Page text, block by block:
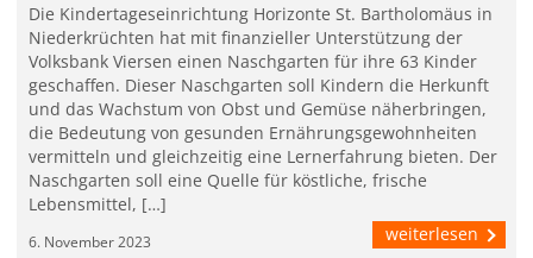
Die Kindertageseinrichtung Horizonte St. Bartholomäus in
Niederkrüchten hat mit finanzieller Unterstützung der
Volksbank Viersen einen Naschgarten für ihre 63 Kinder
geschaffen. Dieser Naschgarten soll Kindern die Herkunft
und das Wachstum von Obst und Gemüse näherbringen,
die Bedeutung von gesunden Ernährungsgewohnheiten
vermitteln und gleichzeitig eine Lernerfahrung bieten. Der
Naschgarten soll eine Quelle für köstliche, frische
Lebensmittel, […]
6. November 2023 weiterlesen